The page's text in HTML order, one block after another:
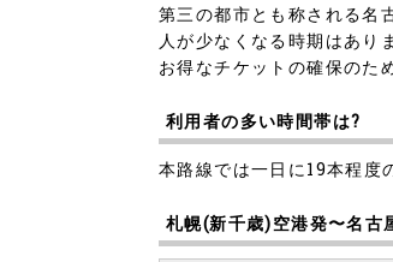
第三の都市とも称される名
人が少なくなる時期はあり
お得なチケットの確保のた
利用者の多い時間帯は?
本路線では一日に19本程度
札幌(新千歳)空港発〜名古